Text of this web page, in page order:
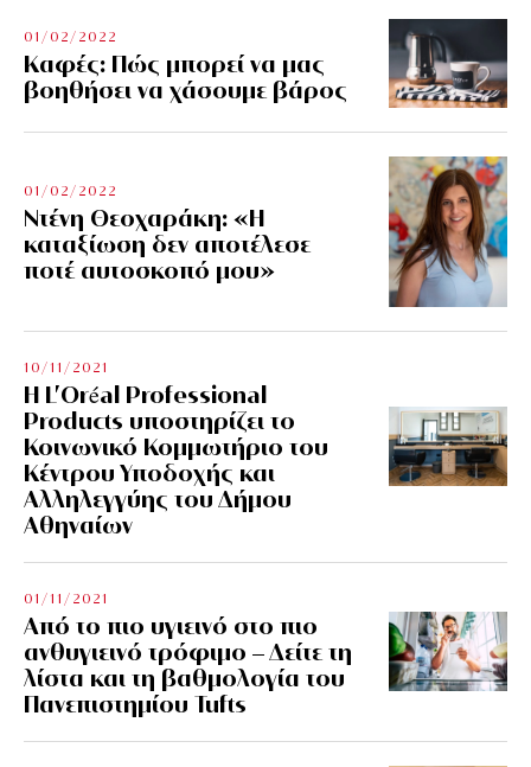
01/02/2022
Kαφές: Πώς μπορεί να μας
βοηθήσει να χάσουμε βάρος
01/02/2022
Ντένη Θεοχαράκη: «Η
καταξίωση δεν αποτέλεσε
ποτέ αυτοσκοπό μου»
10/11/2021
Η L’Οréal Professional
Products υποστηρίζει το
Κοινωνικό Κομμωτήριο του
Κέντρου Υποδοχής και
Αλληλεγγύης του Δήμου
Αθηναίων
01/11/2021
Από το πιο υγιεινό στο πιο
ανθυγιεινό τρόφιμο – Δείτε τη
λίστα και τη βαθμολογία του
Πανεπιστημίου Tufts